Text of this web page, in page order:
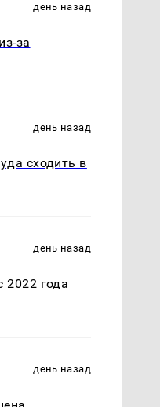
день назад
за
день назад
сходить в
день назад
2022 года
день назад